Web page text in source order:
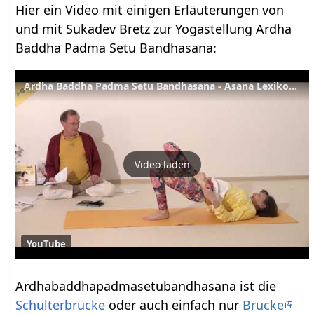
Hier ein Video mit einigen Erläuterungen von
und mit Sukadev Bretz zur Yogastellung Ardha
Baddha Padma Setu Bandhasana:
Ardha Baddha Padma Setu Bandhasana - Asana Lexikon 158
Video laden
YouTube
Ardhabaddhapadmasetubandhasana ist die
Schulterbrücke oder auch einfach nur Brücke